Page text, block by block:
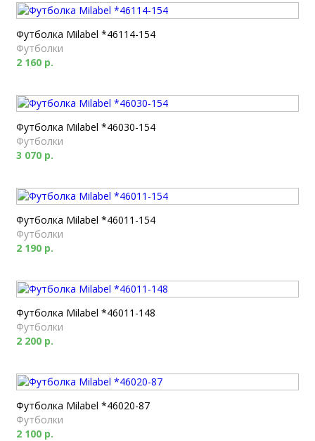
Футболка Milabel *46114-154
Футболки
2 160 р.
Футболка Milabel *46030-154
Футболки
3 070 р.
Футболка Milabel *46011-154
Футболки
2 190 р.
Футболка Milabel *46011-148
Футболки
2 200 р.
Футболка Milabel *46020-87
Футболки
2 100 р.